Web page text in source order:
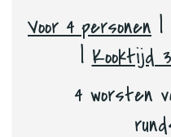
Voor 4 personen |
|Kooktijd
4 worsten